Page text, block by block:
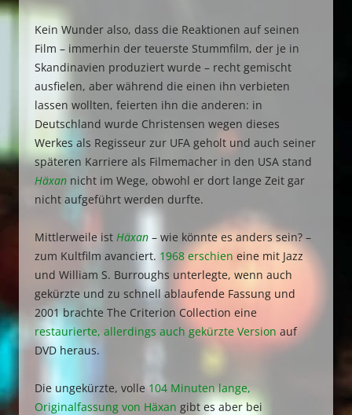
Kein Wunder also, dass die Reaktionen auf seinen
Film – immerhin der teuerste Stummfilm, der je in
Skandinavien produziert wurde – recht gemischt
ausfielen, aber während die einen ihn verbieten
lassen wollten, feierten ihn die anderen: in
Deutschland wurde Christensen wegen dieses
Werkes als Regisseur zur UFA geholt und auch seiner
späteren Karriere als Filmemacher in den USA stand
Häxan nicht im Wege, obwohl er dort lange Zeit gar
nicht aufgeführt werden durfte.
Mittlerweile ist Häxan – wie könnte es anders sein? –
zum Kultfilm avanciert. 1968 erschien eine mit Jazz
und William S. Burroughs unterlegte, wenn auch
gekürzte und zu schnell ablaufende Fassung und
2001 brachte The Criterion Collection eine
restaurierte, allerdings auch gekürzte Version auf
DVD heraus.
Die ungekürzte, volle 104 Minuten lange,
Originalfassung von Häxan gibt es aber bei